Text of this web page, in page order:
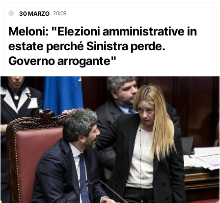
30 MARZO 20:09
Meloni: "Elezioni amministrative in
estate perché Sinistra perde.
Governo arrogante"